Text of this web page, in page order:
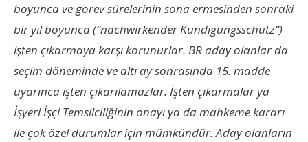
boyunca ve görev sürelerinin sona ermesinden sonraki
bir yıl boyunca (“nachwirkender Kündigungsschutz”)
işten çıkarmaya karşı korunurlar. BR aday olanlar da
seçim döneminde ve altı ay sonrasında 15. madde
uyarınca işten çıkarılamazlar. İşten çıkarmalar ya
İşyeri İşçi Temsilciliğinin onayı ya da mahkeme kararı
ile çok özel durumlar için mümkündür. Aday olanların